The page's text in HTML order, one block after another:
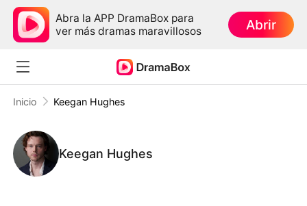
Abra la APP DramaBox para
ver más dramas maravillosos
Abrir
Inicio Keegan Hughes
Keegan Hughes